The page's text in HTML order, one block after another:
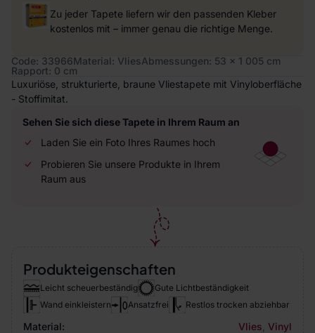
Zu jeder Tapete liefern wir den passenden Kleber
kostenlos mit – immer genau die richtige Menge.
Code: 33966Material: VliesAbmessungen: 53 x 1 005 cm
Rapport: 0 cm
Luxuriöse, strukturierte, braune Vliestapete mit Vinyloberfläche
- Stoffimitat.
Sehen Sie sich diese Tapete in Ihrem Raum an
Laden Sie ein Foto Ihres Raumes hoch
Probieren Sie unsere Produkte in Ihrem
Raum aus
Produkteigenschaften
Leicht scheuerbeständig
Gute Lichtbeständigkeit
Wand einkleistern
Ansatzfrei Restlos trocken abziehbar
Material: Vlies Vinyl